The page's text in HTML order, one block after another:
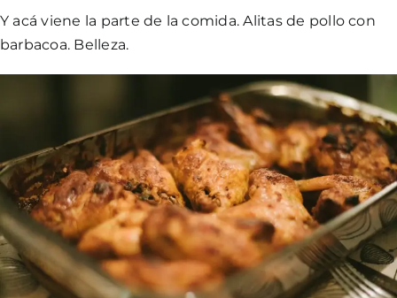
Y acá viene la parte de la comida. Alitas de pollo con
barbacoa. Belleza.